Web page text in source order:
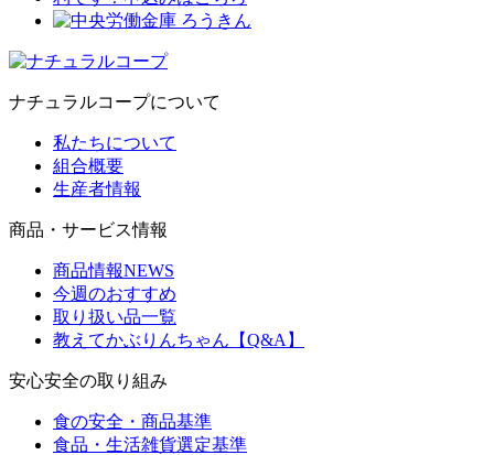
ナチュラルコープについて
私たちについて
組合概要
生産者情報
商品・サービス情報
商品情報NEWS
今週のおすすめ
取り扱い品一覧
教えてかぶりんちゃん【Q&A】
安心安全の取り組み
食の安全・商品基準
食品・生活雑貨選定基準